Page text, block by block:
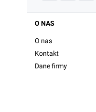
Linki w stopce
O NAS
O nas
Kontakt
Dane firmy